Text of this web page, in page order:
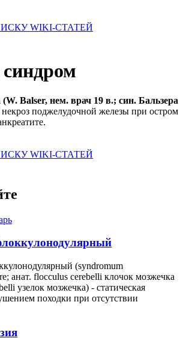
WIKI-СТАТЕЙ
Balser, нем. врач 19 в.; син. Бальзера
поджелудочной железы при остром
WIKI-СТАТЕЙ
(syndromum
анат. flocculus cerebelli клочок мозжечка
узелок мозжечка) - статическая
походки при отсутствии